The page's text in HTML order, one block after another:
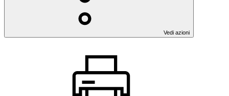
Vedi azioni